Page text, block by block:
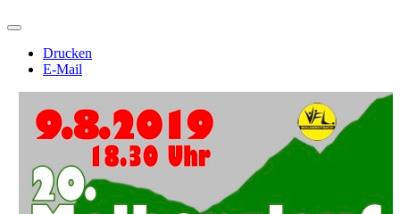
Drucken
E-Mail